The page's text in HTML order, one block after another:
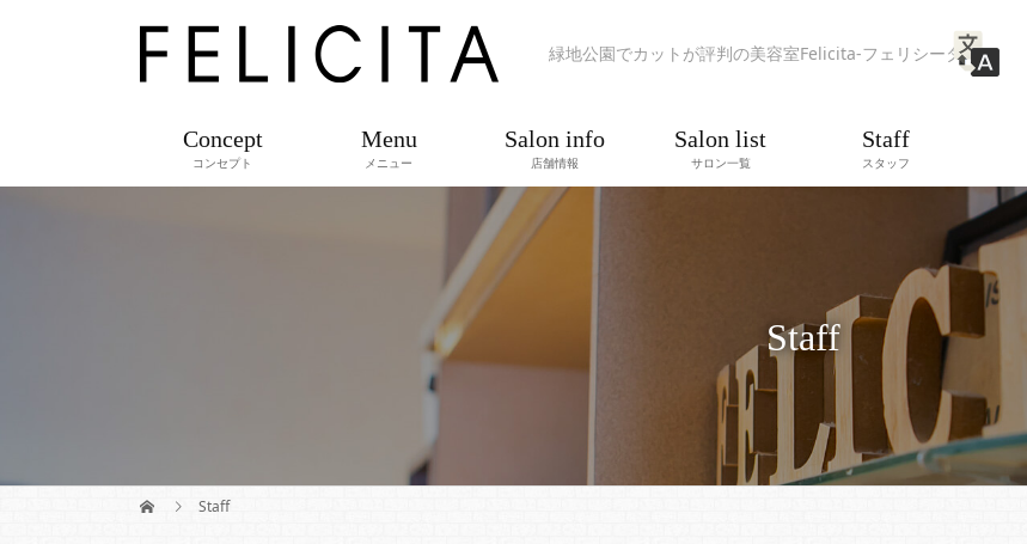
緑地公園でカットが評判の美容室Felicita-フェリシータ-
Concept
コンセプト
Menu
メニュー
Salon info
店舗情報
Salon list
サロン一覧
Staff
スタッフ
Staff
Staff